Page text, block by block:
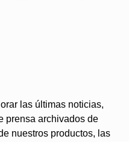
las últimas noticias,
prensa archivados de
nuestros productos, las